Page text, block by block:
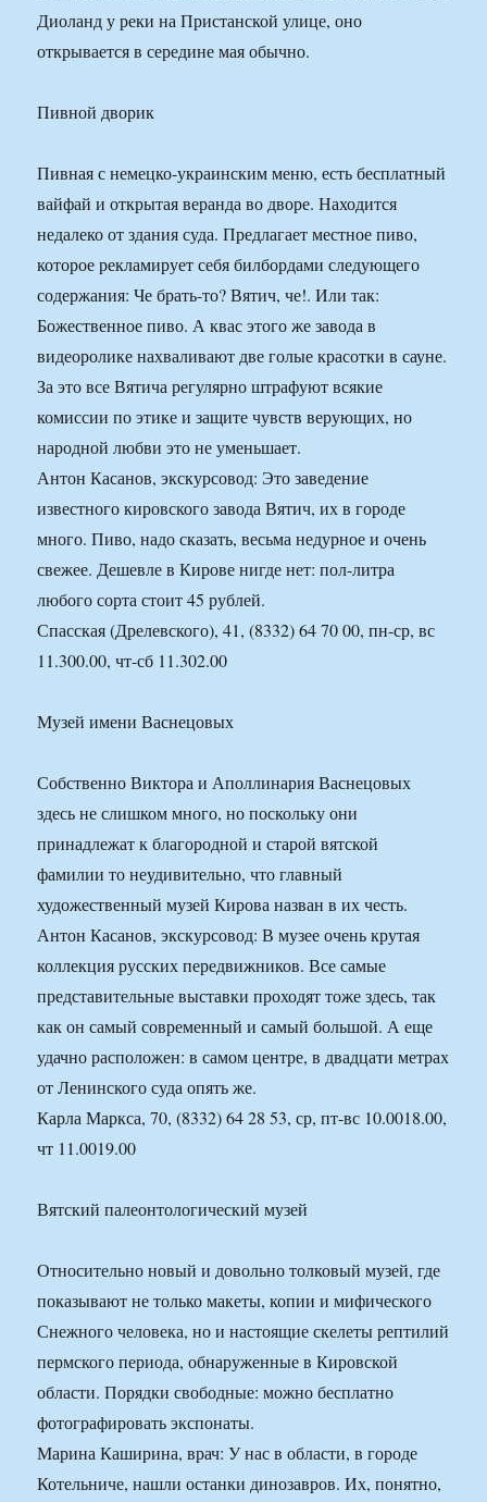
Диоланд у реки на Пристанской улице, оно
открывается в середине мая обычно.
Пивной дворик
Пивная с немецко-украинским меню, есть бесплатный
вайфай и открытая веранда во дворе. Находится
недалеко от здания суда. Предлагает местное пиво,
которое рекламирует себя билбордами следующего
содержания: Че брать-то? Вятич, че!. Или так:
Божественное пиво. А квас этого же завода в
видеоролике нахваливают две голые красотки в сауне.
За это все Вятича регулярно штрафуют всякие
комиссии по этике и защите чувств верующих, но
народной любви это не уменьшает.
Антон Касанов, экскурсовод: Это заведение
известного кировского завода Вятич, их в городе
много. Пиво, надо сказать, весьма недурное и очень
свежее. Дешевле в Кирове нигде нет: пол-литра
любого сорта стоит 45 рублей.
Спасская (Дрелевского), 41, (8332) 64 70 00, пн-ср, вс
11.300.00, чт-сб 11.302.00
Музей имени Васнецовых
Собственно Виктора и Аполлинария Васнецовых
здесь не слишком много, но поскольку они
принадлежат к благородной и старой вятской
фамилии то неудивительно, что главный
художественный музей Кирова назван в их честь.
Антон Касанов, экскурсовод: В музее очень крутая
коллекция русских передвижников. Все самые
представительные выставки проходят тоже здесь, так
как он самый современный и самый большой. А еще
удачно расположен: в самом центре, в двадцати метрах
от Ленинского суда опять же.
Карла Маркса, 70, (8332) 64 28 53, ср, пт-вс 10.0018.00,
чт 11.0019.00
Вятский палеонтологический музей
Относительно новый и довольно толковый музей, где
показывают не только макеты, копии и мифического
Снежного человека, но и настоящие скелеты рептилий
пермского периода, обнаруженные в Кировской
области. Порядки свободные: можно бесплатно
фотографировать экспонаты.
Марина Каширина, врач: У нас в области, в городе
Котельниче, нашли останки динозавров. Их, понятно,